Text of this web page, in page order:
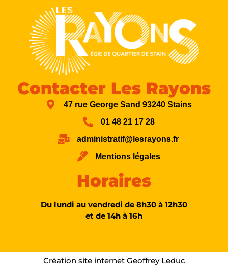
Contacter Les Rayons
47 rue George Sand 93240 Stains
01 48 21 17 28
administratif@lesrayons.fr
Mentions légales
Horaires
Du lundi au vendredi de 8h30 à 12h30
et de 14h à 16h
Création site internet Geoffrey Leduc